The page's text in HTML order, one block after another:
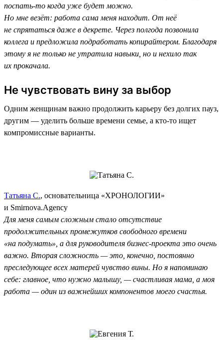
поспать-то когда уже будет можно.
Но мне везёт: работа сама меня находит. От неё
не спрятаться даже в декрете. Через полгода позвонила
коллега и предложила подработать копирайтером. Благодаря
этому я не только не утратила навыки, но и нехило так
их прокачала.
Не чувствовать вину за выбор
Одним женщинам важно продолжить карьеру без долгих пауз,
другим — уделить больше времени семье, а кто-то ищет
компромиссные варианты.
Татьяна С., основательница «ХРОНОЛОГИИ»
и Smirnova.Agency
Для меня самым сложным стало отсутствие
продолжительных промежутков свободного времени
«на подумать», а для руководителя бизнес-проекта это очень
важно. Вторая сложность — это, конечно, постоянно
преследующее всех матерей чувство вины. Но я напоминаю
себе: главное, что нужно малышу, — счастливая мама, а моя
работа — один из важнейших компонентов моего счастья.